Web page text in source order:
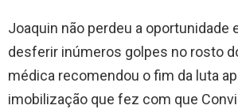
Joaquin não perdeu a oportunidade
desferir inúmeros golpes no rosto
médica recomendou o fim da luta
imobilização que fez com que